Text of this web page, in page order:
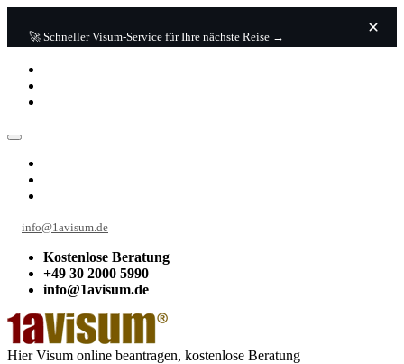
🚀 Schneller Visum-Service für Ihre nächste Reise →
info@1avisum.de
Kostenlose Beratung
+49 30 2000 5990
info@1avisum.de
Hier Visum online beantragen, kostenlose Beratung